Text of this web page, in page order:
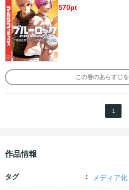
570pt
この巻のあらすじを
1
作品情報
タグ メディア化